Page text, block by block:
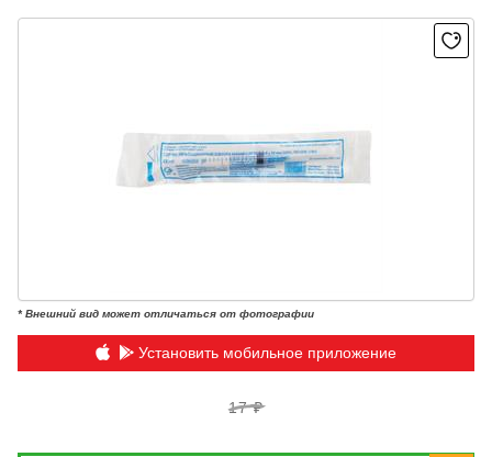
* Внешний вид может отличаться от фотографии
Установить мобильное приложение
17 ₽